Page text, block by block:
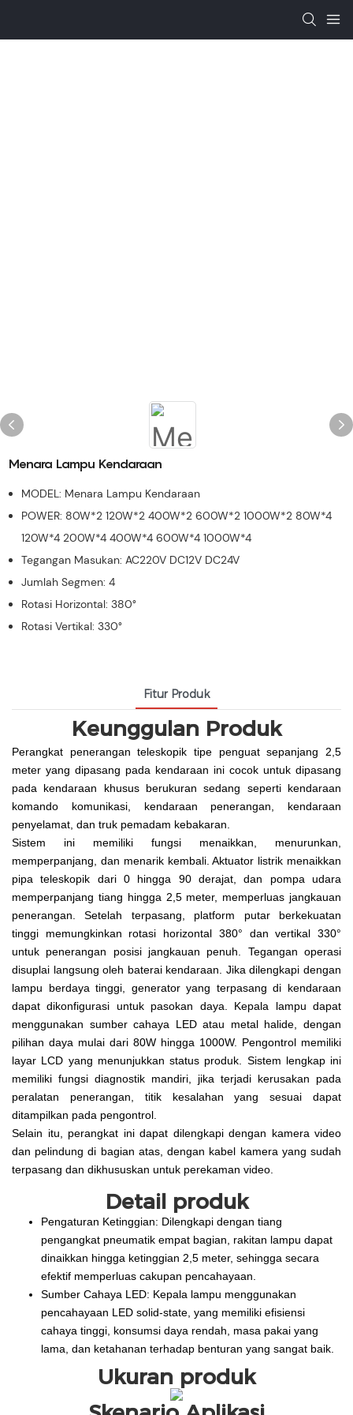
Menara Lampu Kendaraan
MODEL: Menara Lampu Kendaraan
POWER: 80W*2 120W*2 400W*2 600W*2 1000W*2 80W*4
120W*4 200W*4 400W*4 600W*4 1000W*4
Tegangan Masukan: AC220V DC12V DC24V
Jumlah Segmen: 4
Rotasi Horizontal: 380°
Rotasi Vertikal: 330°
Fitur Produk
Keunggulan Produk
Perangkat penerangan teleskopik tipe penguat sepanjang 2,5
meter yang dipasang pada kendaraan ini cocok untuk dipasang
pada kendaraan khusus berukuran sedang seperti kendaraan
komando komunikasi, kendaraan penerangan, kendaraan
penyelamat, dan truk pemadam kebakaran.
Sistem ini memiliki fungsi menaikkan, menurunkan,
memperpanjang, dan menarik kembali. Aktuator listrik menaikkan
pipa teleskopik dari 0 hingga 90 derajat, dan pompa udara
memperpanjang tiang hingga 2,5 meter, memperluas jangkauan
penerangan. Setelah terpasang, platform putar berkekuatan
tinggi memungkinkan rotasi horizontal 380° dan vertikal 330°
untuk penerangan posisi jangkauan penuh. Tegangan operasi
disuplai langsung oleh baterai kendaraan. Jika dilengkapi dengan
lampu berdaya tinggi, generator yang terpasang di kendaraan
dapat dikonfigurasi untuk pasokan daya. Kepala lampu dapat
menggunakan sumber cahaya LED atau metal halide, dengan
pilihan daya mulai dari 80W hingga 1000W. Pengontrol memiliki
layar LCD yang menunjukkan status produk. Sistem lengkap ini
memiliki fungsi diagnostik mandiri, jika terjadi kerusakan pada
peralatan penerangan, titik kesalahan yang sesuai dapat
ditampilkan pada pengontrol.
Selain itu, perangkat ini dapat dilengkapi dengan kamera video
dan pelindung di bagian atas, dengan kabel kamera yang sudah
terpasang dan dikhususkan untuk perekaman video.
Detail produk
Pengaturan Ketinggian: Dilengkapi dengan tiang
pengangkat pneumatik empat bagian, rakitan lampu dapat
dinaikkan hingga ketinggian 2,5 meter, sehingga secara
efektif memperluas cakupan pencahayaan.
Sumber Cahaya LED: Kepala lampu menggunakan
pencahayaan LED solid-state, yang memiliki efisiensi
cahaya tinggi, konsumsi daya rendah, masa pakai yang
lama, dan ketahanan terhadap benturan yang sangat baik.
Ukuran produk